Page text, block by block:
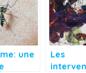
une
Les